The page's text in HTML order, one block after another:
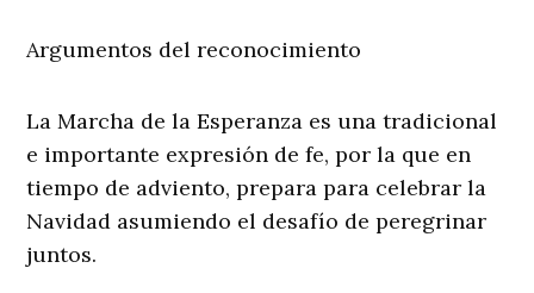
Argumentos del reconocimiento
La Marcha de la Esperanza es una tradicional
e importante expresión de fe, por la que en
tiempo de adviento, prepara para celebrar la
Navidad asumiendo el desafío de peregrinar
juntos.